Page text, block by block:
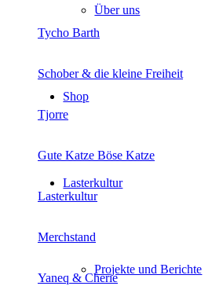
Über uns
Shop
Lasterkultur
Projekte und Berichte
Tycho Barth
Schober & die kleine Freiheit
Tjorre
Gute Katze Böse Katze
Lasterkultur
Merchstand
Yaneq & Cherie